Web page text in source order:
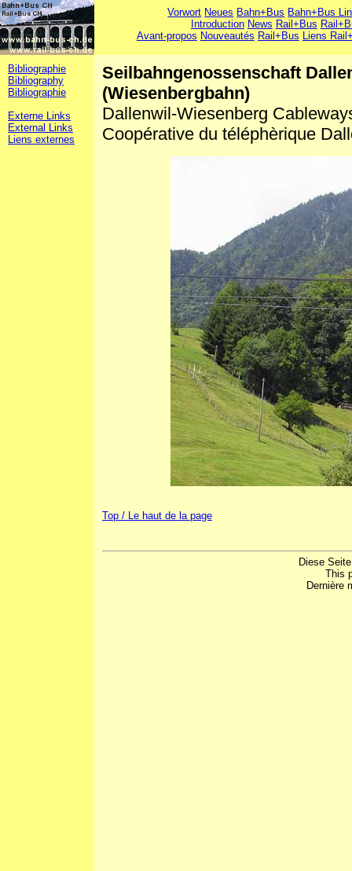
Vorwort Neues Bahn+Bus Bahn+Bus
Introduction News Rail+Bus
Avant-propos Nouveautés Rail+Bus Liens
Bibliographie
Bibliography
Bibliographie
Externe Links
External Links
Liens externes
Seilbahngenossenschaft
(Wiesenbergbahn)
Dallenwil-Wiesenberg
Coopérative du téléphèrique
Top / Le haut de la page
Diese
This
Dernière